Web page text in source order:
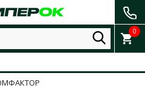
0